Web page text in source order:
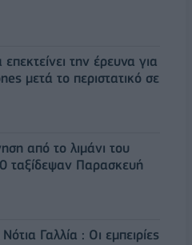
την έρευνα για
μετά το περιστατικό σε
από το λιμάνι του
ταξίδεψαν Παρασκευή
Γαλλία : Οι εμπειρίες